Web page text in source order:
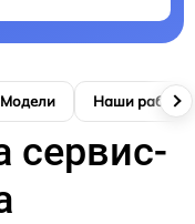
Модели Наши работы
сервис-